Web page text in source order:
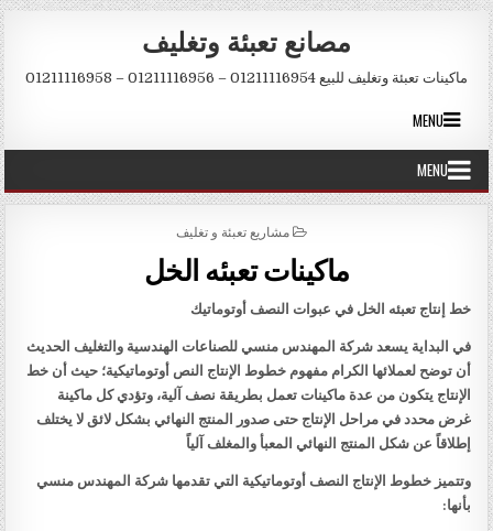
Skip to content
مصانع تعبئة وتغليف
ماكينات تعبئة وتغليف للبيع 01211116954 – 01211116956 – 01211116958
MENU
MENU
POSTED IN
مشاريع تعبئة و تغليف
ماكينات تعبئه الخل
خط إنتاج تعبئه الخل في عبوات النصف أوتوماتيك
في البداية يسعد شركة المهندس منسي للصناعات الهندسية والتغليف الحديث
أن توضح لعملائها الكرام مفهوم خطوط الإنتاج النص أوتوماتيكية؛ حيث أن خط
الإنتاج يتكون من عدة ماكينات تعمل بطريقة نصف آلية، وتؤدي كل ماكينة
غرض محدد في مراحل الإنتاج حتى صدور المنتج النهائي بشكل لائق لا يختلف
إطلاقاً عن شكل المنتج النهائي المعبأ والمغلف آلياً
وتتميز خطوط الإنتاج النصف أوتوماتيكية التي تقدمها شركة المهندس منسي
بأنها: